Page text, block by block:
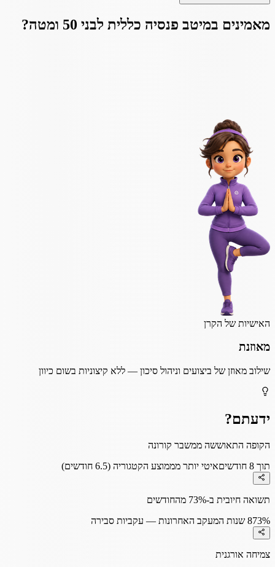
מאמינים במיטב פנסיה כללית לבני 50 ומטה ?
האישיות של הקרן
מאוזנת
שילוב מאוזן של ביצועים וניהול סיכון — ללא קיצוניות בשום כיוון
ידעתם?
הקופה התאוששה ממשבר קורונה
תוך 8 חודשים
איטי יותר מממוצע הקטגוריה (6.5 חודשים)
תשואה חיובית ב-73% מהחודשים
73%8 שנות המעקב האחרונות — עקביות סבירה
צמיחה אורגנית